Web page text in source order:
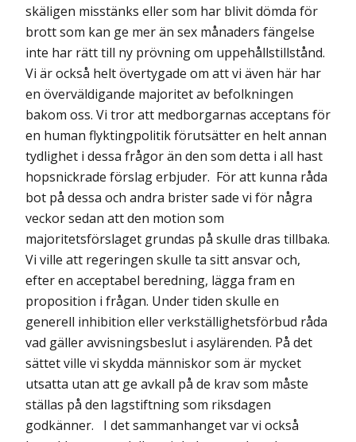
skäligen misstänks eller som har blivit dömda för
brott som kan ge mer än sex månaders fängelse
inte har rätt till ny prövning om uppehållstillstånd.
Vi är också helt övertygade om att vi även här har
en överväldigande majoritet av befolkningen
bakom oss. Vi tror att medborgarnas acceptans för
en human flyktingpolitik förutsätter en helt annan
tydlighet i dessa frågor än den som detta i all hast
hopsnickrade förslag erbjuder. För att kunna råda
bot på dessa och andra brister sade vi för några
veckor sedan att den motion som
majoritetsförslaget grundas på skulle dras tillbaka.
Vi ville att regeringen skulle ta sitt ansvar och,
efter en acceptabel beredning, lägga fram en
proposition i frågan. Under tiden skulle en
generell inhibition eller verkställighetsförbud råda
vad gäller avvisningsbeslut i asylärenden. På det
sättet ville vi skydda människor som är mycket
utsatta utan att ge avkall på de krav som måste
ställas på den lagstiftning som riksdagen
godkänner. I det sammanhanget var vi också